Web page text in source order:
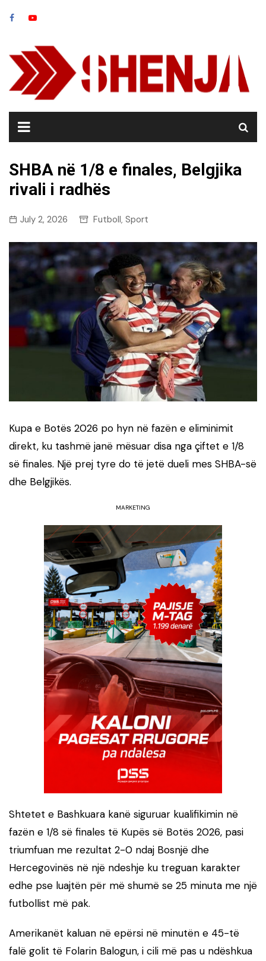
SHBA në 1/8 e finales, Belgjika
rivali i radhës
July 2, 2026 Futboll, Sport
Kupa e Botës 2026 po hyn në fazën e eliminimit
direkt, ku tashmë janë mësuar disa nga çiftet e 1/8
së finales. Një prej tyre do të jetë dueli mes SHBA-së
dhe Belgjikës.
MARKETING
Shtetet e Bashkuara kanë siguruar kualifikimin në
fazën e 1/8 së finales të Kupës së Botës 2026, pasi
triumfuan me rezultat 2-0 ndaj Bosnjë dhe
Hercegovinës në një ndeshje ku treguan karakter
edhe pse luajtën për më shumë se 25 minuta me një
futbollist më pak.
Amerikanët kaluan në epërsi në minutën e 45-të
falë golit të Folarin Balogun, i cili më pas u ndëshkua